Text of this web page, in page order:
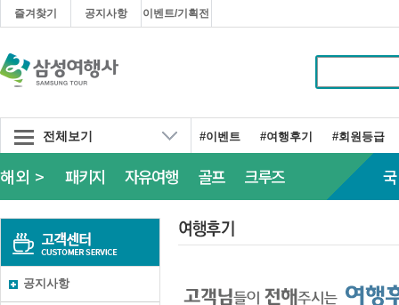
즐겨찾기 공지사항 이벤트/기획전
전체보기 #이벤트 #여행후기 #회원등급
해외 > 패키지 자유여행 골프 크루즈
공지사항